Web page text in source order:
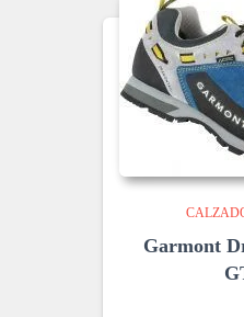
Garmont